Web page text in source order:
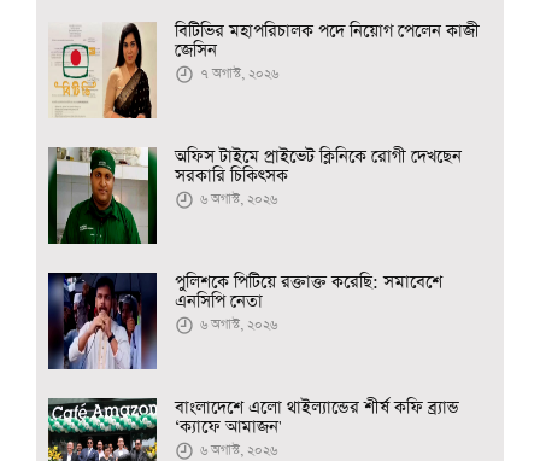
বিটিভির মহাপরিচালক পদে নিয়োগ পেলেন কাজী
জেসিন
৭ অগাস্ট, ২০২৬
অফিস টাইমে প্রাইভেট ক্লিনিকে রোগী দেখছেন
সরকারি চিকিৎসক
৬ অগাস্ট, ২০২৬
পুলিশকে পিটিয়ে রক্তাক্ত করেছি: সমাবেশে
এনসিপি নেতা
৬ অগাস্ট, ২০২৬
বাংলাদেশে এলো থাইল্যান্ডের শীর্ষ কফি ব্র্যান্ড
‘ক্যাফে আমাজন'
৬ অগাস্ট, ২০২৬